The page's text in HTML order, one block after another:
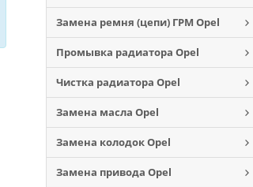
Замена ремня (цепи) ГРМ Opel
Промывка радиатора Opel
Чистка радиатора Opel
Замена масла Opel
Замена колодок Opel
Замена привода Opel